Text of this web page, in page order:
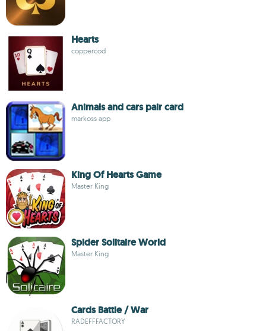
Hearts
coppercod
Animals and cars pair card
markoss app
King Of Hearts Game
Master King
Spider Solitaire World
Master King
Cards Battle / War
RADEFFFACTORY